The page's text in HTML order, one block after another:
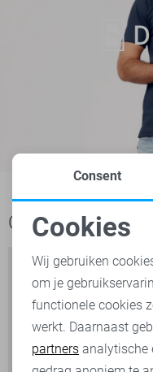
Ook het bekijken
Noodzakelijke
Personalisatie
Analytische
Consent
Cookies
Wij gebruiken
om je
functionele cookies
werkt. Daarnaast
partners analytische